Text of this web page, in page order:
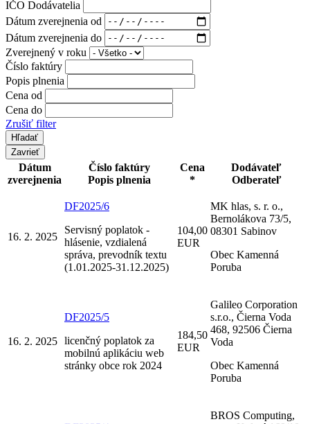
IČO Dodávatelia
Dátum zverejnenia od
Dátum zverejnenia do
Zverejnený v roku
Číslo faktúry
Popis plnenia
Cena od
Cena do
Zrušiť filter
Zavrieť
Dátum
zverejnenia
Číslo faktúry
Popis plnenia
Cena
*
Dodávateľ
Odberateľ
16. 2. 2025
DF2025/6
Servisný poplatok -
hlásenie, vzdialená
správa, prevodník textu
(1.01.2025-31.12.2025)
104,00
EUR
MK hlas, s. r. o.,
Bernolákova 73/5,
08301 Sabinov
Obec Kamenná
Poruba
16. 2. 2025
DF2025/5
licenčný poplatok za
mobilnú aplikáciu web
stránky obce rok 2024
184,50
EUR
Galileo Corporation
s.r.o., Čierna Voda
468, 92506 Čierna
Voda
Obec Kamenná
Poruba
BROS Computing,